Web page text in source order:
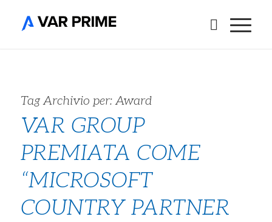
Tag Archivio per:Award
VAR GROUP
PREMIATA COME
“MICROSOFT
COUNTRY PARTNER